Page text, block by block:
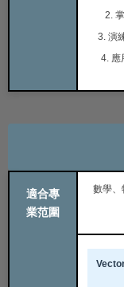
2.
3. 演
4. 應
適合專
業范圍
數學、